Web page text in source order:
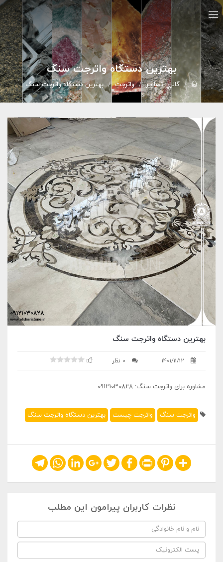
بهترین دستگاه واترجت سنگ
گالري تصاوير واترجت بهترین دستگاه واترجت سنگ
بهترین دستگاه واترجت سنگ
1401/11/12 0 نظر
مشاوره برای واترجت سنگ: 09121030828
واترجت سنگ واترجت چیست بهترین دستگاه واترجت سنگ
Share
Pinterest
Print
Facebook
Twitter
Google+
LinkedIn
WhatsApp
Telegram
نظرات کاربران پیرامون این مطلب